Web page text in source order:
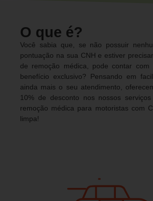
O que é?
Você sabia que, se não possuir
pontuação na sua CNH e estiver
de remoção médica, pode contar com
benefício exclusivo? Pensando em
ainda mais o seu atendimento,
10% de desconto nos nossos
remoção médica para motoristas com
limpa!